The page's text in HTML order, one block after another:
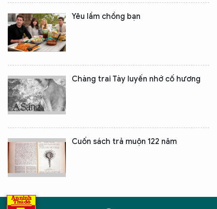
Yêu lầm chồng bạn
Chàng trai Tày luyến nhớ cố hương
Cuốn sách trả muộn 122 năm